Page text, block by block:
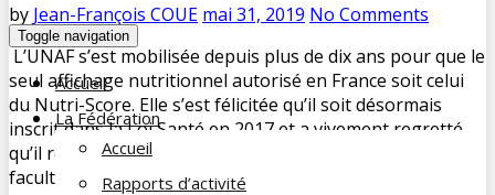
Toggle navigation
Accueil
La Fédération
Accueil
Rapports d’activité
by Jean-François COUE mai 31, 2019 No Comments
L’UNAF s’est mobilisée depuis plus de dix ans pour que le
seul affichage nutritionnel autorisé en France soit celui
du Nutri-Score. Elle s’est félicitée qu’il soit désormais
inscrit dans la Loi Santé en 2017 et a vivement regretté
qu’il repose sur une démarche volontaire et donc
facultative de la part des industriels de l’agro-alimentaire.